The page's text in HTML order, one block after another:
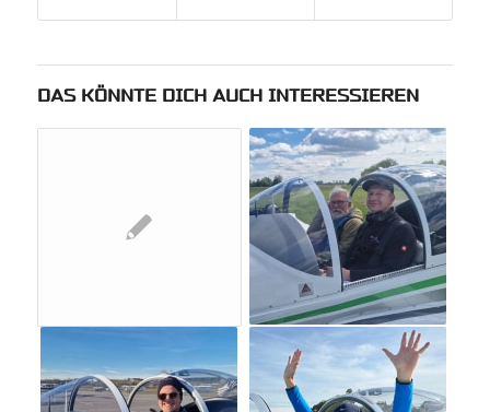
DAS KÖNNTE DICH AUCH INTERESSIEREN